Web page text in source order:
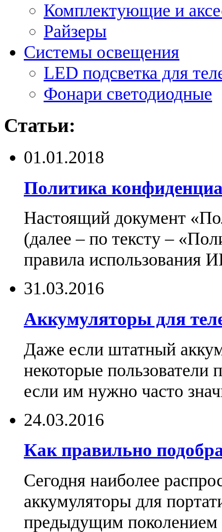
Комплектующие и
Райзеры
Системы освещения
LED подсветка для
Фонари светодиодные
Статьи:
01.01.2018
Политика
Настоящий документ
(далее – по тексту –
правила использования
31.03.2016
Аккумуляторы для
Даже если штатный
некоторые пользователи
если им нужно часто
24.03.2016
Как правильно
Сегодня наиболее
аккумуляторы для
предыдущим поколением